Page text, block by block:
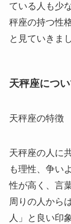
ている人も少
秤座の持つ性
と見ていきま
天秤座につ
天秤座の特徴
天秤座の人に
も理性、争い
性が高く、言
周りの人から
人」と良い印